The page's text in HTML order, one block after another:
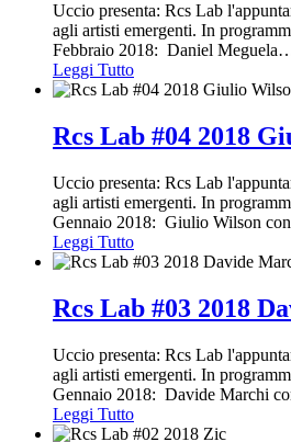
Uccio presenta: Rcs Lab
agli artisti emergenti. In
Febbraio 2018: Daniel Meguela
Leggi Tutto
Rcs Lab #04 2018
Uccio presenta: Rcs Lab
agli artisti emergenti. In
Gennaio 2018: Giulio Wilson con
Leggi Tutto
Rcs Lab #03 2018
Uccio presenta: Rcs Lab
agli artisti emergenti. In
Gennaio 2018: Davide Marchi
Leggi Tutto